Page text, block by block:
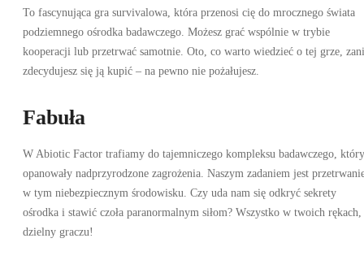
To fascynująca gra survivalowa, która przenosi cię do mrocznego świata
podziemnego ośrodka badawczego. Możesz grać wspólnie w trybie
kooperacji lub przetrwać samotnie. Oto, co warto wiedzieć o tej grze,
zdecydujesz się ją kupić – na pewno nie pożałujesz.
Fabuła
W Abiotic Factor trafiamy do tajemniczego kompleksu badawczego, który
opanowały nadprzyrodzone zagrożenia. Naszym zadaniem jest
w tym niebezpiecznym środowisku. Czy uda nam się odkryć sekrety
ośrodka i stawić czoła paranormalnym siłom? Wszystko w twoich rękach,
dzielny graczu!